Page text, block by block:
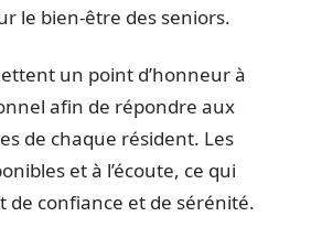
le bien-être des seniors.
un point d’honneur à
afin de répondre aux
de chaque résident. Les
et à l’écoute, ce qui
de confiance et de sérénité.